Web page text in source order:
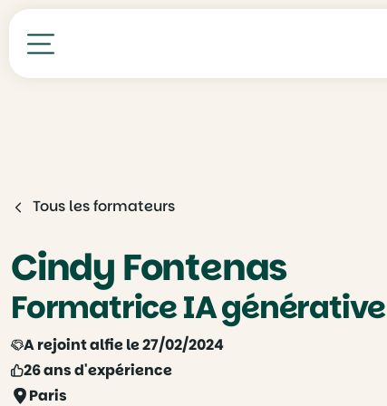
Tous les formateurs
Cindy Fontenas
Formatrice IA générative
A rejoint alfie le 27/02/2024
26 ans d'expérience
Paris